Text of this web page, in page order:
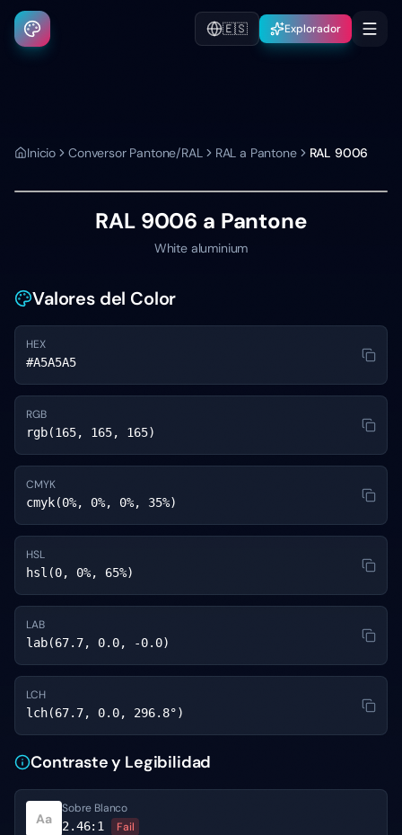
🇪🇸 Explorador
Inicio Conversor Pantone/RAL RAL a Pantone RAL 9006
RAL 9006 a Pantone
White aluminium
Valores del Color
HEX
#A5A5A5
RGB
rgb(165, 165, 165)
CMYK
cmyk(0%, 0%, 0%, 35%)
HSL
hsl(0, 0%, 65%)
LAB
lab(67.7, 0.0, -0.0)
LCH
lch(67.7, 0.0, 296.8°)
Contraste y Legibilidad
Aa
Sobre Blanco
2.46:1 Fail